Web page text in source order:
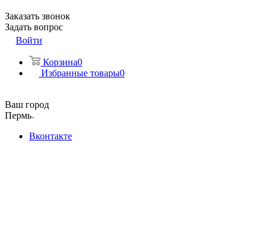
Заказать звонок
Задать вопрос
Войти
Корзина0
Избранные товары0
Ваш город
Пермь
Вконтакте